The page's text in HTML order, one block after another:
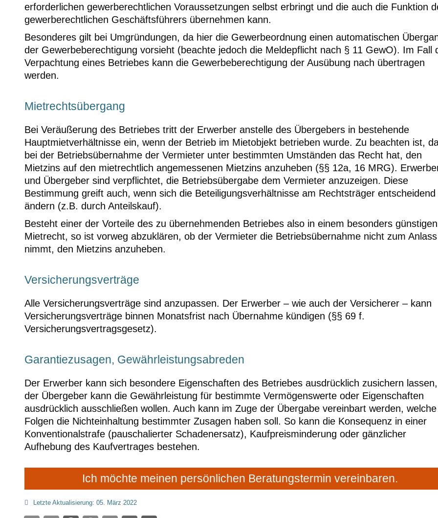
erforderlichen gewerberechtlichen Voraussetzungen selbst erbringt und die auch die Funktion
gewerberechtlichen Geschäftsführers übernehmen kann.
Besonderes gilt bei Umgründungen, da hier die Gewerbeordnung einen automatischen
der Gewerbeberechtigung vorsieht (beachte jedoch die Meldepflicht nach § 11 GewO). Im Fall
Verpachtung eines Betriebes kann die Gewerbeberechtigung der Ausübung nach übertragen
werden.
Mietrechtsübergang
Bei Veräußerung des Betriebes tritt der Erwerber anstelle des Übergebers in bestehende
Hauptmietverhältnisse ein, wenn der Betrieb im Mietobjekt betrieben wurde. Zu beachten ist,
bei der Betriebsübernahme der Vermieter unter bestimmten Umständen das Recht hat, den
Mietzins auf den mietrechtlich angemessenen Mietzins anzuheben (§§ 12a, 16 MRG).
und Übergeber sind verpflichtet, die Betriebsübergabe dem Vermieter anzuzeigen. Diese
Bestimmung greift auch, wenn sich die Beteiligungsverhältnisse am Rechtsträger entscheidend
ändern (z.B. durch Anteilskauf).
Besteht einer der Vorteile des zu übernehmenden Betriebes also in einem besonders günstigen
Mietrecht, so ist vorweg abzuklären, ob der Vermieter die Betriebsübernahme nicht zum Anlass
nimmt, den Mietzins anzuheben.
Versicherungsverträge
Alle Versicherungsverträge sind anzupassen. Der Erwerber – wie auch der Versicherer – kann
Versicherungsverträge binnen Monatsfrist nach Übernahme kündigen (§§ 69 f.
Versicherungsvertragsgesetz).
Garantiezusagen, Gewährleistungsabreden
Der Erwerber kann sich besondere Eigenschaften des Betriebes ausdrücklich zusichern lassen,
der Übergeber kann die Gewährleistung für bestimmte Vermögenswerte oder Eigenschaften
ausdrücklich ausschließen wollen. Auch kann im Zuge der Übergabe vereinbart werden, welche
Folgen die Nichteinhaltung bestimmter Zusagen haben soll. So kann die Konsequenz in einer
Konventionalstrafe (pauschalierter Schadenersatz), Kaufpreisminderung oder gänzlicher
Aufhebung des Kaufvertrages bestehen.
Ich möchte meinen persönlichen Beratungstermin vereinbaren.
Letzte Aktualisierung: 05. März 2022